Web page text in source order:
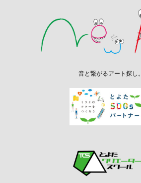
音と繋がるアート探し。